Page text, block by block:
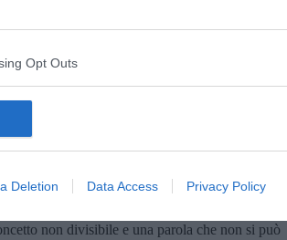
Opt Outs
Deletion Data Access Privacy Policy
degli indiani e quell’alba sul fiume Sand
massacro. I guerrieri erano a caccia del bisonte:
con il loro sangue. Impossibili non lasciarsi
fornire anche i giusti antidoti. Di generosi
il destino del mondo. Eravamo così
distinti in quella lunga striscia di terra chiamata
fragili e magri, soldati e conta- dini, non si
voltò pagina: ripropose in altri Paesi e altri
non divisibile e una parola che non si può